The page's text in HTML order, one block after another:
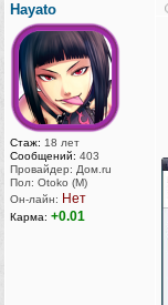
Hayato
Стаж: 18 лет
Сообщений: 403
Провайдер: Дом.ru
Пол: Otoko (M)
Он-лайн: Нет
Карма: +0.01